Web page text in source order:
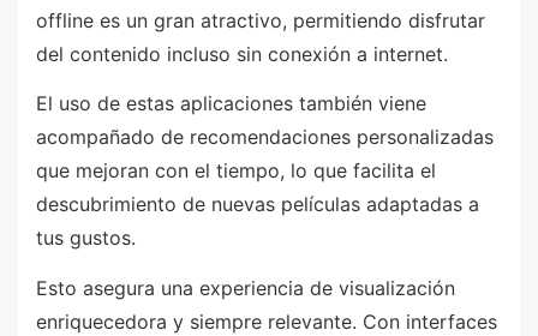
offline es un gran atractivo, permitiendo disfrutar
del contenido incluso sin conexión a internet.
El uso de estas aplicaciones también viene
acompañado de recomendaciones personalizadas
que mejoran con el tiempo, lo que facilita el
descubrimiento de nuevas películas adaptadas a
tus gustos.
Esto asegura una experiencia de visualización
enriquecedora y siempre relevante. Con interfaces